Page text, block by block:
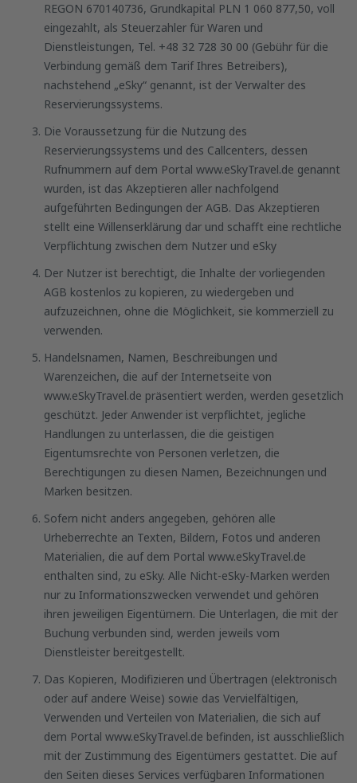
REGON 670140736, Grundkapital PLN 1 060 877,50, voll
eingezahlt, als Steuerzahler für Waren und
Dienstleistungen, Tel. +48 32 728 30 00 (Gebühr für die
Verbindung gemäß dem Tarif Ihres Betreibers),
nachstehend „eSky“ genannt, ist der Verwalter des
Reservierungssystems.
Die Voraussetzung für die Nutzung des
Reservierungssystems und des Callcenters, dessen
Rufnummern auf dem Portal www.eSkyTravel.de genannt
wurden, ist das Akzeptieren aller nachfolgend
aufgeführten Bedingungen der AGB. Das Akzeptieren
stellt eine Willenserklärung dar und schafft eine rechtliche
Verpflichtung zwischen dem Nutzer und eSky
Der Nutzer ist berechtigt, die Inhalte der vorliegenden
AGB kostenlos zu kopieren, zu wiedergeben und
aufzuzeichnen, ohne die Möglichkeit, sie kommerziell zu
verwenden.
Handelsnamen, Namen, Beschreibungen und
Warenzeichen, die auf der Internetseite von
www.eSkyTravel.de präsentiert werden, werden gesetzlich
geschützt. Jeder Anwender ist verpflichtet, jegliche
Handlungen zu unterlassen, die die geistigen
Eigentumsrechte von Personen verletzen, die
Berechtigungen zu diesen Namen, Bezeichnungen und
Marken besitzen.
Sofern nicht anders angegeben, gehören alle
Urheberrechte an Texten, Bildern, Fotos und anderen
Materialien, die auf dem Portal www.eSkyTravel.de
enthalten sind, zu eSky. Alle Nicht-eSky-Marken werden
nur zu Informationszwecken verwendet und gehören
ihren jeweiligen Eigentümern. Die Unterlagen, die mit der
Buchung verbunden sind, werden jeweils vom
Dienstleister bereitgestellt.
Das Kopieren, Modifizieren und Übertragen (elektronisch
oder auf andere Weise) sowie das Vervielfältigen,
Verwenden und Verteilen von Materialien, die sich auf
dem Portal www.eSkyTravel.de befinden, ist ausschließlich
mit der Zustimmung des Eigentümers gestattet. Die auf
den Seiten dieses Services verfügbaren Informationen